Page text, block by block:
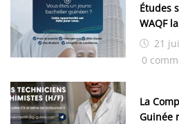
Études
WAQF
bourses
21
0
La
Guinée